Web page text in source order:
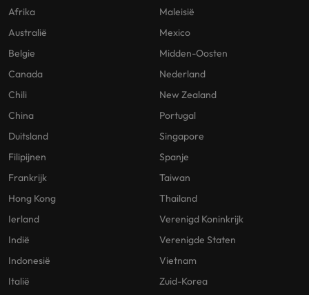
Afrika
Australië
Belgie
Canada
Chili
China
Duitsland
Filipijnen
Frankrijk
Hong Kong
Ierland
Indië
Indonesië
Italië
Maleisië
Mexico
Midden-Oosten
Nederland
New Zealand
Portugal
Singapore
Spanje
Taiwan
Thailand
Verenigd Koninkrijk
Verenigde Staten
Vietnam
Zuid-Korea